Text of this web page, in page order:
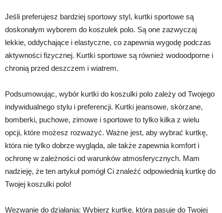
Jeśli preferujesz bardziej sportowy styl, kurtki sportowe są
doskonałym wyborem do koszulek polo. Są one zazwyczaj
lekkie, oddychające i elastyczne, co zapewnia wygodę podczas
aktywności fizycznej. Kurtki sportowe są również wodoodporne i
chronią przed deszczem i wiatrem.
Podsumowując, wybór kurtki do koszulki polo zależy od Twojego
indywidualnego stylu i preferencji. Kurtki jeansowe, skórzane,
bomberki, puchowe, zimowe i sportowe to tylko kilka z wielu
opcji, które możesz rozważyć. Ważne jest, aby wybrać kurtkę,
która nie tylko dobrze wygląda, ale także zapewnia komfort i
ochronę w zależności od warunków atmosferycznych. Mam
nadzieję, że ten artykuł pomógł Ci znaleźć odpowiednią kurtkę do
Twojej koszulki polo!
Wezwanie do działania: Wybierz kurtkę, która pasuje do Twojej